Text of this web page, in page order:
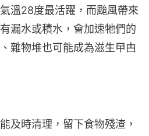
溫28度最活躍，而颱風帶來
漏水或積水，會加速牠們的
雜物堆也可能成為滋生曱甴
及時清理，留下食物殘渣，